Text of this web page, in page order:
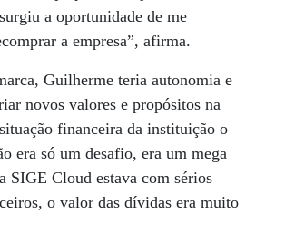
a oportunidade de me
a empresa”, afirma.
Guilherme teria autonomia e
novos valores e propósitos na
financeira da instituição o
era só um desafio, era um mega
SIGE Cloud estava com sérios
o valor das dívidas era muito